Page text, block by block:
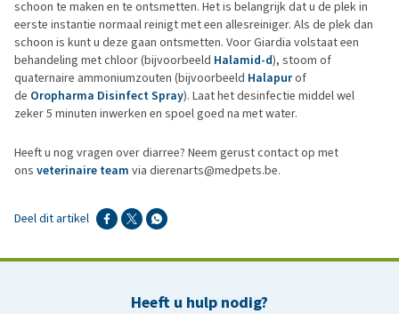
schoon te maken en te ontsmetten. Het is belangrijk dat u de plek in
eerste instantie normaal reinigt met een allesreiniger. Als de plek dan
schoon is kunt u deze gaan ontsmetten. Voor Giardia volstaat een
behandeling met chloor (bijvoorbeeld Halamid-d), stoom of
quaternaire ammoniumzouten (bijvoorbeeld Halapurof
de Oropharma Disinfect Spray). Laat het desinfectie middel wel
zeker 5 minuten inwerken en spoel goed na met water.
Heeft u nog vragen over diarree? Neem gerust contact op met
ons veterinaire team via dierenarts@medpets.be.
Deel dit artikel
Heeft u hulp nodig?